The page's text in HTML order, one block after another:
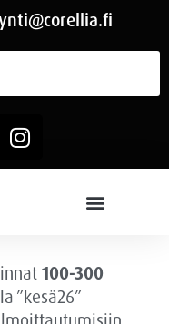
100-300
”kesä26”